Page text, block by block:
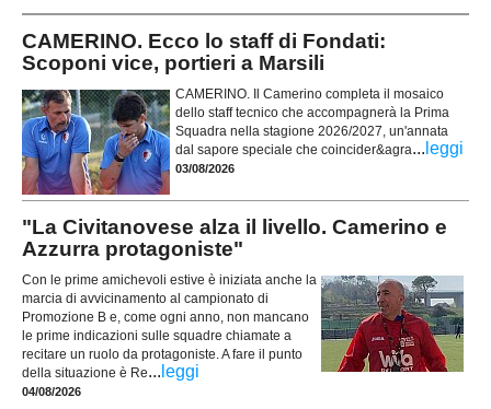
CAMERINO. Ecco lo staff di Fondati:
Scoponi vice, portieri a Marsili
CAMERINO. Il Camerino completa il mosaico
dello staff tecnico che accompagnerà la Prima
Squadra nella stagione 2026/2027, un'annata
dal sapore speciale che coincider&agra... leggi
03/08/2026
"La Civitanovese alza il livello. Camerino e
Azzurra protagoniste"
Con le prime amichevoli estive è iniziata anche la
marcia di avvicinamento al campionato di
Promozione B e, come ogni anno, non mancano
le prime indicazioni sulle squadre chiamate a
recitare un ruolo da protagoniste. A fare il punto
della situazione è Re... leggi
04/08/2026